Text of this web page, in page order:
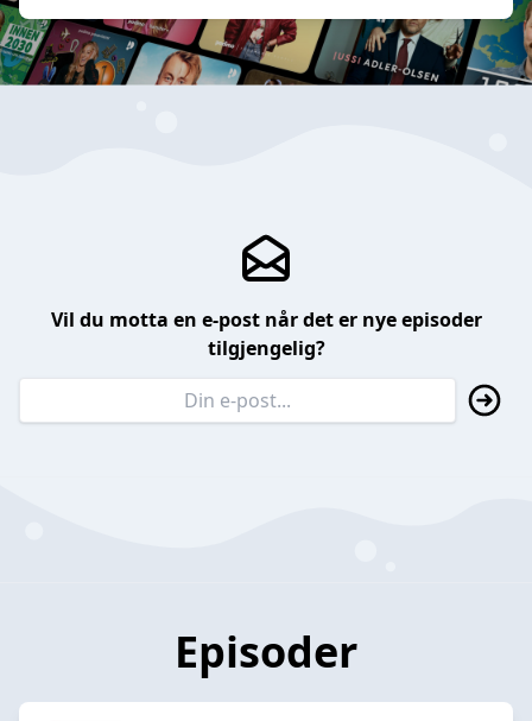
Vil du motta en e-post når det er nye episoder
tilgjengelig?
Episoder